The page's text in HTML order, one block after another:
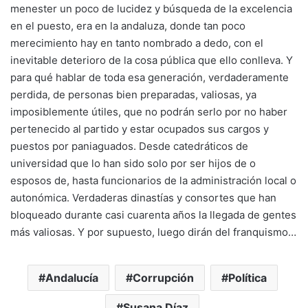
menester un poco de lucidez y búsqueda de la excelencia
en el puesto, era en la andaluza, donde tan poco
merecimiento hay en tanto nombrado a dedo, con el
inevitable deterioro de la cosa pública que ello conlleva. Y
para qué hablar de toda esa generación, verdaderamente
perdida, de personas bien preparadas, valiosas, ya
imposiblemente útiles, que no podrán serlo por no haber
pertenecido al partido y estar ocupados sus cargos y
puestos por paniaguados. Desde catedráticos de
universidad que lo han sido solo por ser hijos de o
esposos de, hasta funcionarios de la administración local o
autonómica. Verdaderas dinastías y consortes que han
bloqueado durante casi cuarenta años la llegada de gentes
más valiosas. Y por supuesto, luego dirán del franquismo…
Andalucía Corrupción Política